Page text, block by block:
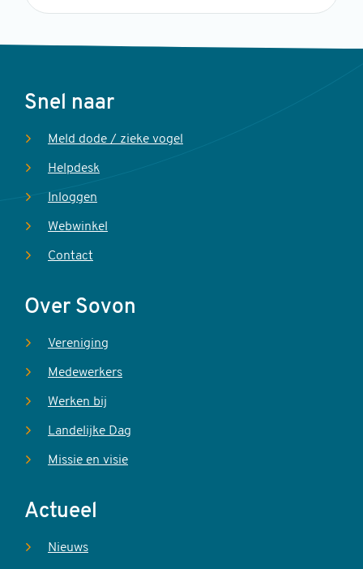
Voet
Snel naar
Meld dode / zieke vogel
Helpdesk
Inloggen
Webwinkel
Contact
Over Sovon
Vereniging
Medewerkers
Werken bij
Landelijke Dag
Missie en visie
Actueel
Nieuws